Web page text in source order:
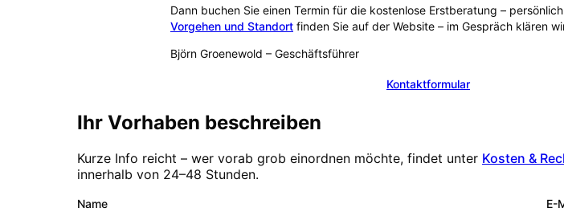
Dann buchen Sie einen Termin für die kostenlose Erstberatung –
Vorgehen und Standort finden Sie auf der Website – im Gespräch klären
Björn Groenewold – Geschäftsführer
Kontaktformular
Ihr Vorhaben beschreiben
Kurze Info reicht – wer vorab grob einordnen möchte, findet unter Kosten &
innerhalb von 24–48 Stunden.
Name E-